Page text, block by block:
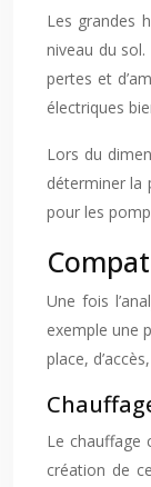
Les grandes
niveau du
pertes et
électriques
Lors du
déterminer la
pour les
Une fois
exemple une
place,
Le chauffage
création de